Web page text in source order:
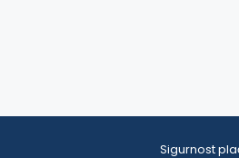
Sigurnost